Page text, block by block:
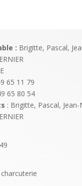
: Brigitte, Pascal,
65 11 79
65 80 54
: Brigitte, Pascal,
charcuterie